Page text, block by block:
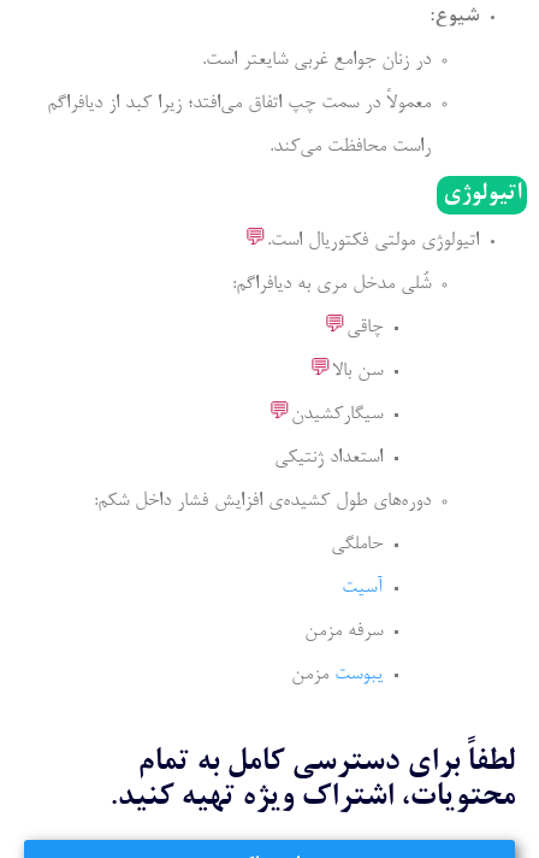
شیوع:
در زنان جوامع غربی شایعتر است.
معمولاً در سمت چپ اتفاق می‌افتد؛ زیرا کبد از دیافراگم
راست محافظت می‌کند.
اتیولوژی
اتیولوژی مولتی فکتوریال است.💬
شُلی مدخل مری به دیافراگم:
چاقی💬
سن بالا💬
سیگارکشیدن💬
استعداد ژنتیکی
دوره‌های طول کشیده‌ی افزایش فشار داخل شکم:
حاملگی
آسیت
سرفه مزمن
یبوست مزمن
لطفاً برای دسترسی کامل به تمام
محتویات، اشتراک ویژه تهیه کنید.